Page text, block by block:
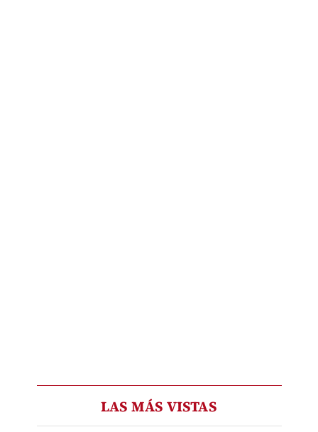
LAS MÁS VISTAS